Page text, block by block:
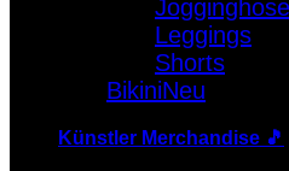
Jogginghose
Leggings
Shorts
Bikini
Künstler Merchandise 🎵